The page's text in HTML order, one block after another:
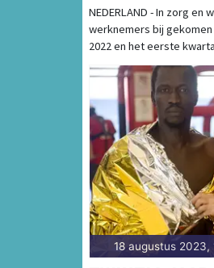
GROTERE
NEDERLAND - In zorg en
werknemers bij
2022 en het eerste
18 augustus 2023,